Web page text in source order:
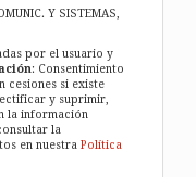
Y SISTEMAS,
por el usuario y
: Consentimiento
cesiones si existe
y suprimir,
la información
la
en nuestra Política